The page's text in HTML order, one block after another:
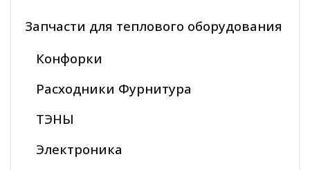
Запчасти для теплового оборудования
Конфорки
Расходники Фурнитура
ТЭНЫ
Электроника